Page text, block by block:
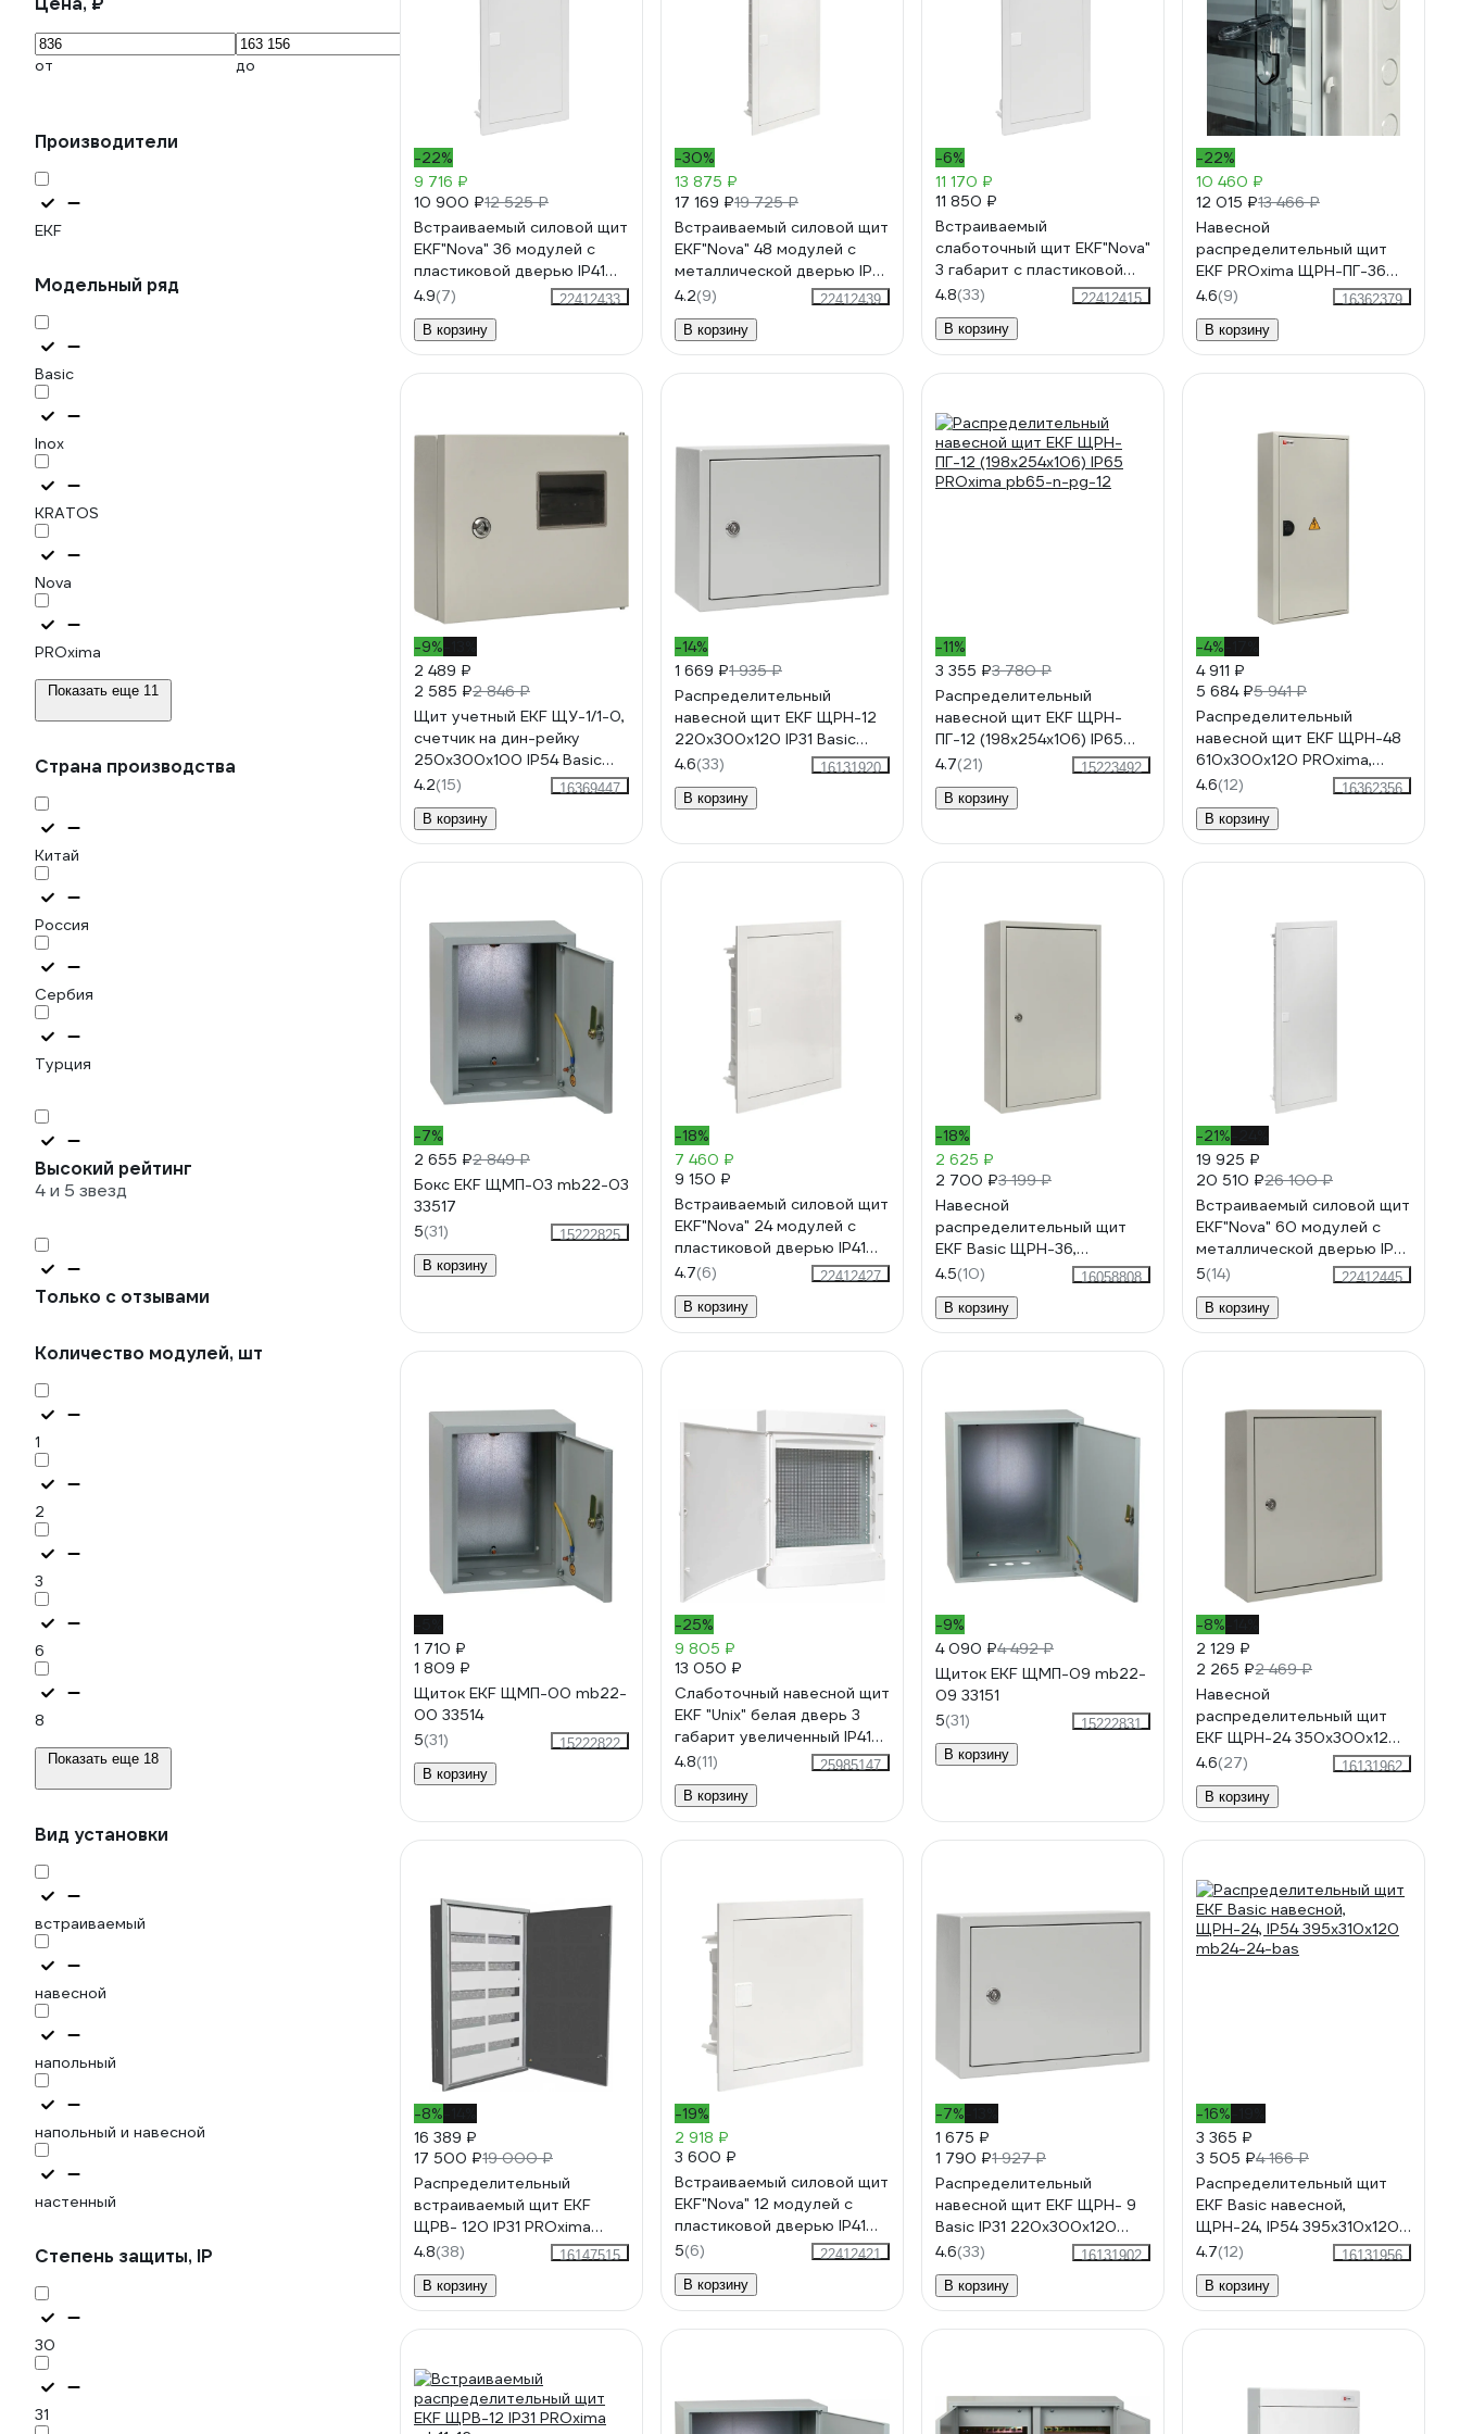
от до
Производители
EKF
Модельный ряд
Basic
Inox
KRATOS
Nova
PROxima
Показать еще 11
Страна производства
Китай
Россия
Сербия
Турция
Высокий рейтинг
4 и 5 звезд
Только с отзывами
Количество модулей, шт
1
2
3
6
8
Показать еще 18
Вид установки
встраиваемый
навесной
напольный
напольный и навесной
настенный
Степень защиты, IP
30
31
-22%
9 716 ₽
10 900 ₽12 525 ₽
Встраиваемый силовой щит
EKF"Nova" 36 модулей с
пластиковой дверью IP41
nv-pb-pd-3
4.9(7)
22412433
В корзину
-30%
13 875 ₽
17 169 ₽19 725 ₽
Встраиваемый силовой щит
EKF"Nova" 48 модулей с
металлической дверью IP41
nv-pb-md-4
4.2(9)
22412439
В корзину
-6%
11 170 ₽
11 850 ₽
Встраиваемый
слаботочный щит EKF"Nova"
3 габарит с пластиковой
дверью IP41 nv-mb-pd-3
4.8(33)
22412415
В корзину
-22%
10 460 ₽
12 015 ₽13 466 ₽
Навесной
распределительный щит
EKF PROxima ЩРН-ПГ-36
625х345х155 IP65 pb65-n-
pg-36m
4.6(9)
16362379
В корзину
-9%
2 489 ₽
2 585 ₽2 846 ₽
Щит учетный EKF ЩУ-1/1-0,
счетчик на дин-рейку
250х300х100 IP54 Basic
mb54-1E-bas
4.2(15)
16369447
В корзину
-14%
1 669 ₽1 935 ₽
Распределительный
навесной щит EKF ЩРН-12
220х300х120 IP31 Basic
mb21-12-bas
4.6(33)
16131920
В корзину
-11%
3 355 ₽3 780 ₽
Распределительный
навесной щит EKF ЩРН-
ПГ-12 (198х254х106) IP65
PROxima pb65-n-pg-12
4.7(21)
15223492
В корзину
-4%
4 911 ₽
5 684 ₽5 941 ₽
Распределительный
навесной щит EKF ЩРН-48
610х300х120 PROxima,
пластиковый замок, IP31
mb21-48n
4.6(12)
16362356
В корзину
-7%
2 655 ₽2 849 ₽
Бокс EKF ЩМП-03 mb22-03
33517
5(31)
15222825
В корзину
-18%
7 460 ₽
9 150 ₽
Встраиваемый силовой щит
EKF"Nova" 24 модулей с
пластиковой дверью IP41
nv-pb-pd-2
4.7(6)
22412427
В корзину
-18%
2 625 ₽
2 700 ₽3 199 ₽
Навесной
распределительный щит
EKF Basic ЩРН-36,
480х300х120, IP31 mb21-
36-bas
4.5(10)
16058808
В корзину
-21%
19 925 ₽
20 510 ₽26 100 ₽
Встраиваемый силовой щит
EKF"Nova" 60 модулей с
металлической дверью IP41
nv-pb-md-5
5(14)
22412445
В корзину
1 710 ₽
1 809 ₽
Щиток EKF ЩМП-00 mb22-
00 33514
5(31)
15222822
В корзину
-25%
9 805 ₽
13 050 ₽
Слаботочный навесной щит
EKF "Unix" белая дверь 3
габарит увеличенный IP41
PROxima ux-3m-nw-xl
4.8(11)
25985147
В корзину
-9%
4 090 ₽4 492 ₽
Щиток EKF ЩМП-09 mb22-
09 33151
5(31)
15222831
В корзину
-8%
2 129 ₽
2 265 ₽2 469 ₽
Навесной
распределительный щит
EKF ЩРН-24 350х300х120
IP31 Basic mb21-24-bas
4.6(27)
16131962
В корзину
-8%
16 389 ₽
17 500 ₽19 000 ₽
Распределительный
встраиваемый щит EKF
ЩРВ- 120 IP31 PROxima
SQmb11-120
4.8(38)
16147515
В корзину
-19%
2 918 ₽
3 600 ₽
Встраиваемый силовой щит
EKF"Nova" 12 модулей с
пластиковой дверью IP41
nv-pb-pd-1
5(6)
22412421
В корзину
-7%
1 675 ₽
1 790 ₽1 927 ₽
Распределительный
навесной щит EKF ЩРН- 9
Basic IP31 220х300х120
mb21-9-bas
4.6(33)
16131902
В корзину
-16%
3 365 ₽
3 505 ₽4 166 ₽
Распределительный щит
EKF Basic навесной,
ЩРН-24, IP54 395х310х120
mb24-24-bas
4.7(12)
16131956
В корзину